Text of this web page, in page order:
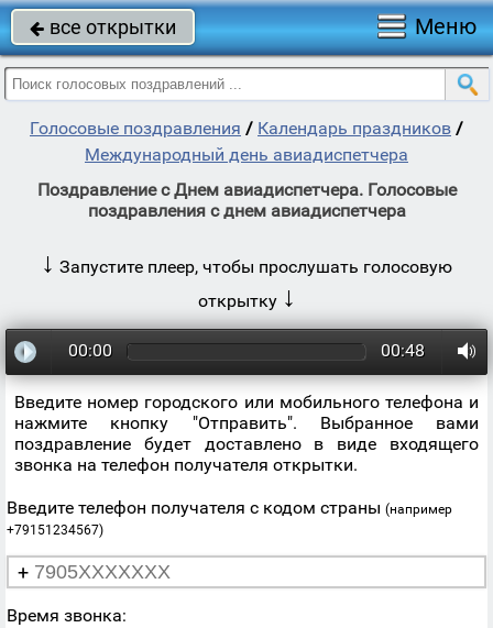
 все открытки Меню
Голосовые поздравления / Календарь праздников /
Международный день авиадиспетчера
Поздравление с Днем авиадиспетчера. Голосовые
поздравления с днем авиадиспетчера
↓ Запустите плеер, чтобы прослушать голосовую
открытку ↓
00:00 00:48
Введите номер городского или мобильного телефона и
нажмите кнопку "Отправить". Выбранное вами
поздравление будет доставлено в виде входящего
звонка на телефон получателя открытки.
Введите телефон получателя с кодом страны (например
+79151234567)
+
Время звонка: